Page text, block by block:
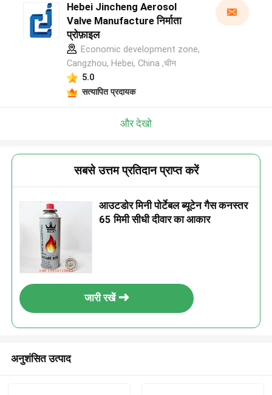
Hebei Jincheng Aerosol
Valve Manufacture निर्माता
प्रोफ़ाइल
Economic development zone,
Cangzhou, Hebei, China ,चीन
5.0
सत्यापित प्रदायक
और देखो
सबसे उत्तम प्रतिदान प्राप्त करें
आउटडोर मिनी पोर्टेबल ब्यूटेन गैस कनस्तर
65 मिमी सीधी दीवार का आकार
जारी रखें
अनुशंसित उत्पाद